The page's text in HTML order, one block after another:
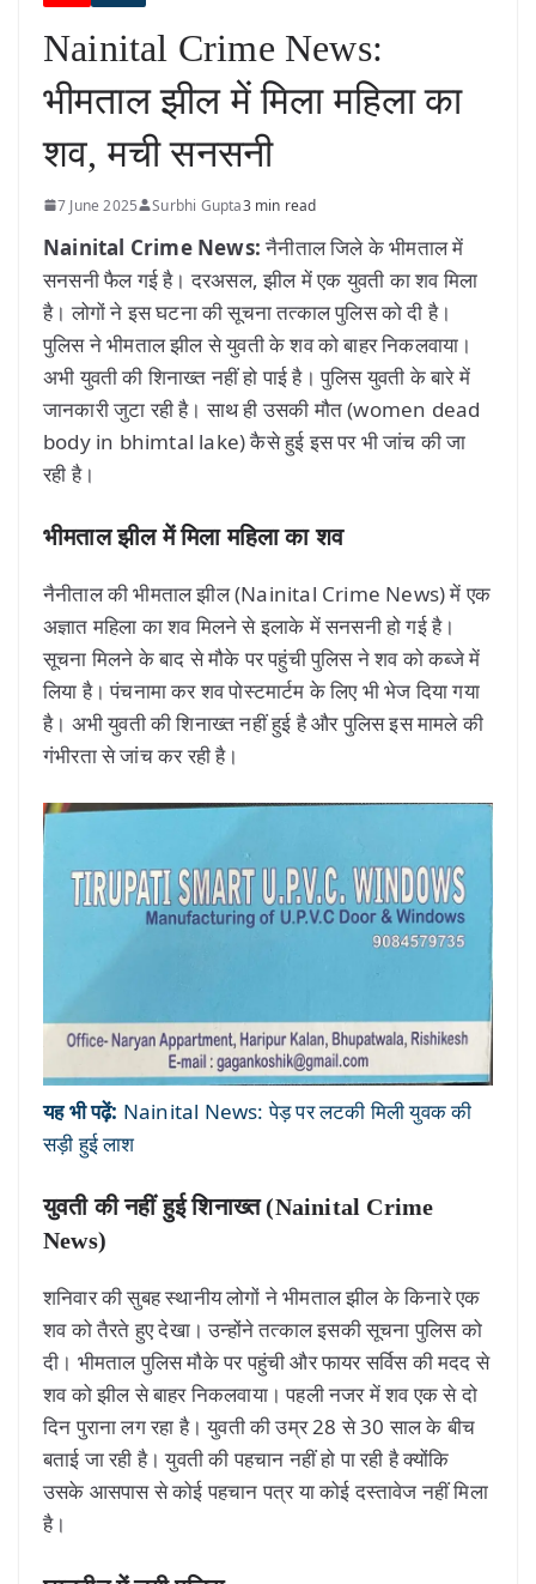
Nainital Crime News:
भीमताल झील में मिला महिला का
शव, मची सनसनी
7 June 2025 Surbhi Gupta3 min read
Nainital Crime News:नैनीताल जिले के भीमताल में
सनसनी फैल गई है। दरअसल, झील में एक युवती का शव मिला
है। लोगों ने इस घटना की सूचना तत्काल पुलिस को दी है।
पुलिस ने भीमताल झील से युवती के शव को बाहर निकलवाया।
अभी युवती की शिनाख्त नहीं हो पाई है। पुलिस युवती के बारे में
जानकारी जुटा रही है। साथ ही उसकी मौत (women dead
body in bhimtal lake) कैसे हुई इस पर भी जांच की जा
रही है।
भीमताल झील में मिला महिला का शव
नैनीताल की भीमताल झील (Nainital Crime News) में एक
अज्ञात महिला का शव मिलने से इलाके में सनसनी हो गई है।
सूचना मिलने के बाद से मौके पर पहुंची पुलिस ने शव को कब्जे में
लिया है। पंचनामा कर शव पोस्टमार्टम के लिए भी भेज दिया गया
है। अभी युवती की शिनाख्त नहीं हुई है और पुलिस इस मामले की
गंभीरता से जांच कर रही है।
यह भी पढ़ें: Nainital News: पेड़ पर लटकी मिली युवक की
सड़ी हुई लाश
युवती की नहीं हुई शिनाख्त (Nainital Crime
News)
शनिवार की सुबह स्थानीय लोगों ने भीमताल झील के किनारे एक
शव को तैरते हुए देखा। उन्होंने तत्काल इसकी सूचना पुलिस को
दी। भीमताल पुलिस मौके पर पहुंची और फायर सर्विस की मदद से
शव को झील से बाहर निकलवाया। पहली नजर में शव एक से दो
दिन पुराना लग रहा है। युवती की उम्र 28 से 30 साल के बीच
बताई जा रही है। युवती की पहचान नहीं हो पा रही है क्योंकि
उसके आसपास से कोई पहचान पत्र या कोई दस्तावेज नहीं मिला
है।